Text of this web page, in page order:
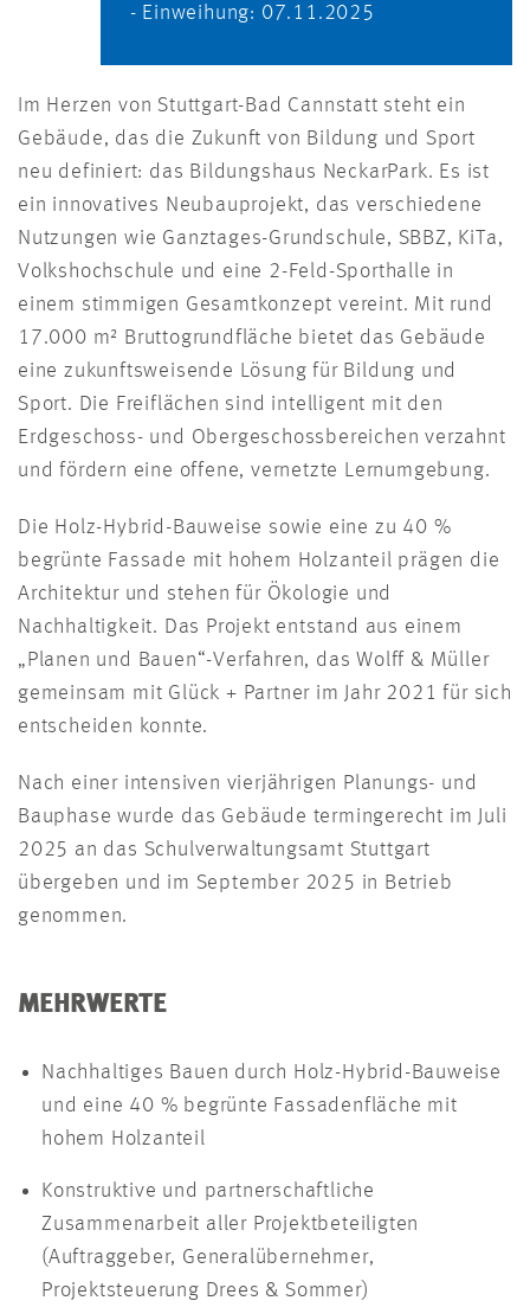
- Einweihung: 07.11.2025
Im Herzen von Stuttgart-Bad Cannstatt steht ein
Gebäude, das die Zukunft von Bildung und Sport
neu definiert: das Bildungshaus NeckarPark. Es ist
ein innovatives Neubauprojekt, das verschiedene
Nutzungen wie Ganztages-Grundschule, SBBZ, KiTa,
Volkshochschule und eine 2-Feld-Sporthalle in
einem stimmigen Gesamtkonzept vereint. Mit rund
17.000 m² Bruttogrundfläche bietet das Gebäude
eine zukunftsweisende Lösung für Bildung und
Sport. Die Freiflächen sind intelligent mit den
Erdgeschoss- und Obergeschossbereichen verzahnt
und fördern eine offene, vernetzte Lernumgebung.
Die Holz-Hybrid-Bauweise sowie eine zu 40 %
begrünte Fassade mit hohem Holzanteil prägen die
Architektur und stehen für Ökologie und
Nachhaltigkeit. Das Projekt entstand aus einem
„Planen und Bauen“-Verfahren, das Wolff & Müller
gemeinsam mit Glück + Partner im Jahr 2021 für sich
entscheiden konnte.
Nach einer intensiven vierjährigen Planungs- und
Bauphase wurde das Gebäude termingerecht im Juli
2025 an das Schulverwaltungsamt Stuttgart
übergeben und im September 2025 in Betrieb
genommen.
MEHRWERTE
Nachhaltiges Bauen durch Holz-Hybrid-Bauweise
und eine 40 % begrünte Fassadenfläche mit
hohem Holzanteil
Konstruktive und partnerschaftliche
Zusammenarbeit aller Projektbeteiligten
(Auftraggeber, Generalübernehmer,
Projektsteuerung Drees & Sommer)